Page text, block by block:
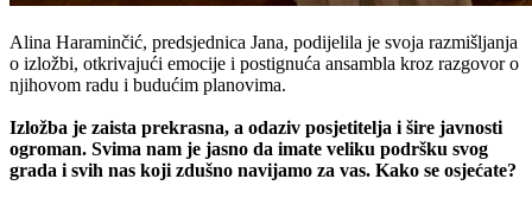
Alina Haraminčić, predsjednica Jana, podijelila je svoja razmišljanja
o izložbi, otkrivajući emocije i postignuća ansambla kroz razgovor o
njihovom radu i budućim planovima.
Izložba je zaista prekrasna, a odaziv posjetitelja i šire javnosti
ogroman. Svima nam je jasno da imate veliku podršku svog
grada i svih nas koji zdušno navijamo za vas. Kako se osjećate?